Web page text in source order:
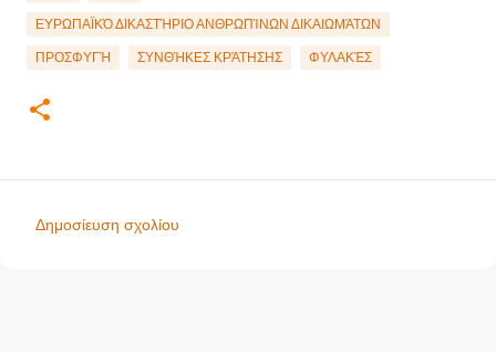
ΕΥΡΩΠΑΪΚΌ ΔΙΚΑΣΤΉΡΙΟ ΑΝΘΡΩΠΊΝΩΝ ΔΙΚΑΙΩΜΆΤΩΝ
ΠΡΟΣΦΥΓΉ ΣΥΝΘΉΚΕΣ ΚΡΆΤΗΣΗΣ ΦΥΛΑΚΈΣ
Δημοσίευση σχολίου